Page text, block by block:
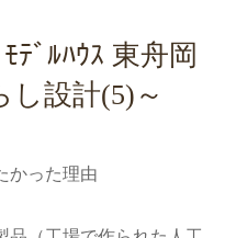
ﾃﾞﾙﾊｳｽ 東舟岡
し設計(5)～
かった理由